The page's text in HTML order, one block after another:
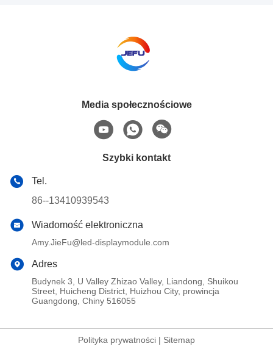
Media społecznościowe
Szybki kontakt
Tel.
86--13410939543
Wiadomość elektroniczna
Amy.JieFu@led-displaymodule.com
Adres
Budynek 3, U Valley Zhizao Valley, Liandong, Shuikou
Street, Huicheng District, Huizhou City, prowincja
Guangdong, Chiny 516055
Polityka prywatności | Sitemap